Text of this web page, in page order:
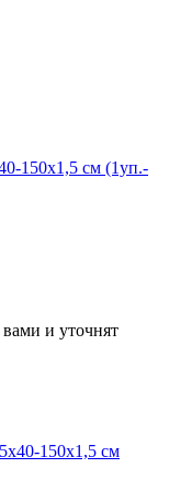
150х1,5 см (1уп.-
и уточнят
150х1,5 см